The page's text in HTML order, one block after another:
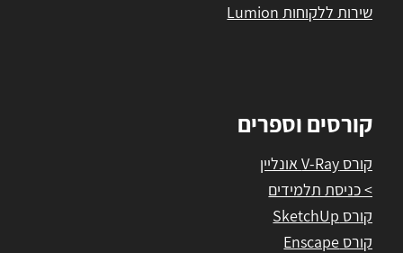
שירות ללקוחות Lumion
קורסים וספרים
קורס V-Ray אונליין
> כניסת תלמידים
קורס SketchUp
קורס Enscape